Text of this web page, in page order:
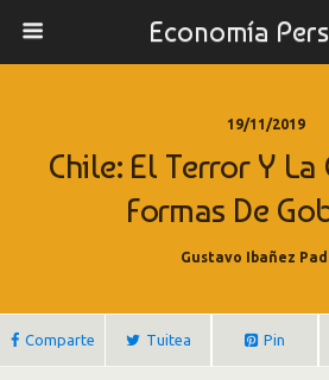
Economía
19/11/2019
Chile: El Terror Y La
Formas De
Gustavo Ibañez
Comparte Tuitea Pin